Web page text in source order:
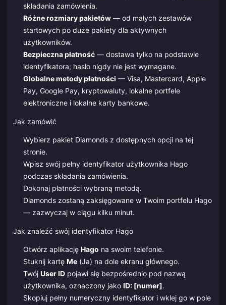
składania zamówienia.
Różne rozmiary pakietów— od małych zestawów
startowych po duże pakiety dla aktywnych
użytkowników.
Bezpieczna płatność— dostawa tylko na podstawie
identyfikatora; hasło nigdy nie jest wymagane.
Globalne metody płatności — Visa, Mastercard, Apple
Pay, Google Pay, kryptowaluty, lokalne portfele
elektroniczne i lokalne karty bankowe.
Jak zamówić
Wybierz pakiet Diamonds z dostępnych opcji na tej
stronie.
Wpisz swój pełny identyfikator użytkownika Hago
podczas składania zamówienia.
Dokonaj płatności wybraną metodą.
Diamonds zostaną zaksięgowane w Twoim portfelu Hago
— zazwyczaj w ciągu kilku minut.
Jak znaleźć swój identyfikator Hago
Otwórz aplikację Hago na swoim telefonie.
Stuknij kartę Me(Ja) na dole ekranu głównego.
Twój User IDpojawi się bezpośrednio pod nazwą
użytkownika, oznaczony jako ID: [numer].
Skopiuj pełny numeryczny identyfikator i wklej go w pole